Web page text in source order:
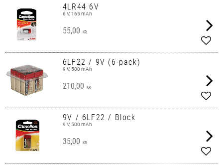
4LR44 6V
6 V, 165 mAh
55,00 KR
Add
6LF22 / 9V (6-pack)
9 V, 500 mAh
210,00 KR
Add
9V / 6LF22 / Block
9 V, 500 mAh
35,00 KR
Add